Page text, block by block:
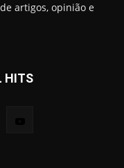
artigos, opinião e
HITS